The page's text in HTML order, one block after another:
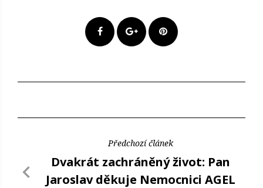
Předchozí článek
Dvakrát zachráněný život: Pan
Jaroslav děkuje Nemocnici AGEL